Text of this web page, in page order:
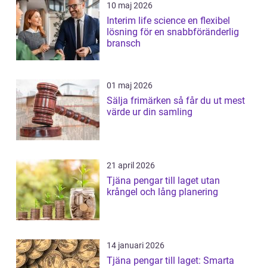
10 maj 2026
Interim life science en flexibel
lösning för en snabbföränderlig
bransch
01 maj 2026
Sälja frimärken så får du ut mest
värde ur din samling
21 april 2026
Tjäna pengar till laget utan
krångel och lång planering
14 januari 2026
Tjäna pengar till laget: Smarta